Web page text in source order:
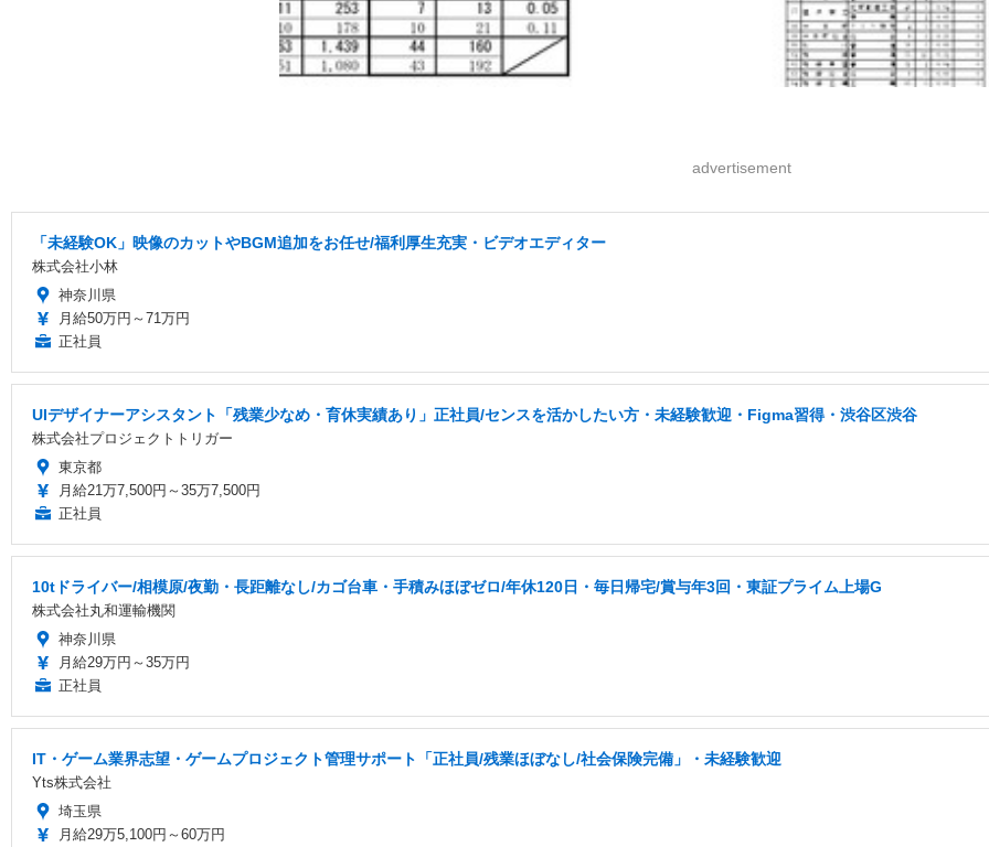
advertisement
「未経験OK」映像のカットやBGM追加をお任せ/福利厚生充実・ビデオエディター
株式会社小林
神奈川県
月給50万円～71万円
正社員
UIデザイナーアシスタント「残業少なめ・育休実績あり」正社員/センスを活かしたい方・未経験歓迎・Figma習得・渋谷区渋谷
株式会社プロジェクトトリガー
東京都
月給21万7,500円～35万7,500円
正社員
10tドライバー/相模原/夜勤・長距離なし/カゴ台車・手積みほぼゼロ/年休120日・毎日帰宅/賞与年3回・東証プライム上場G
株式会社丸和運輸機関
神奈川県
月給29万円～35万円
正社員
IT・ゲーム業界志望・ゲームプロジェクト管理サポート「正社員/残業ほぼなし/社会保険完備」・未経験歓迎
Yts株式会社
埼玉県
月給29万5,100円～60万円